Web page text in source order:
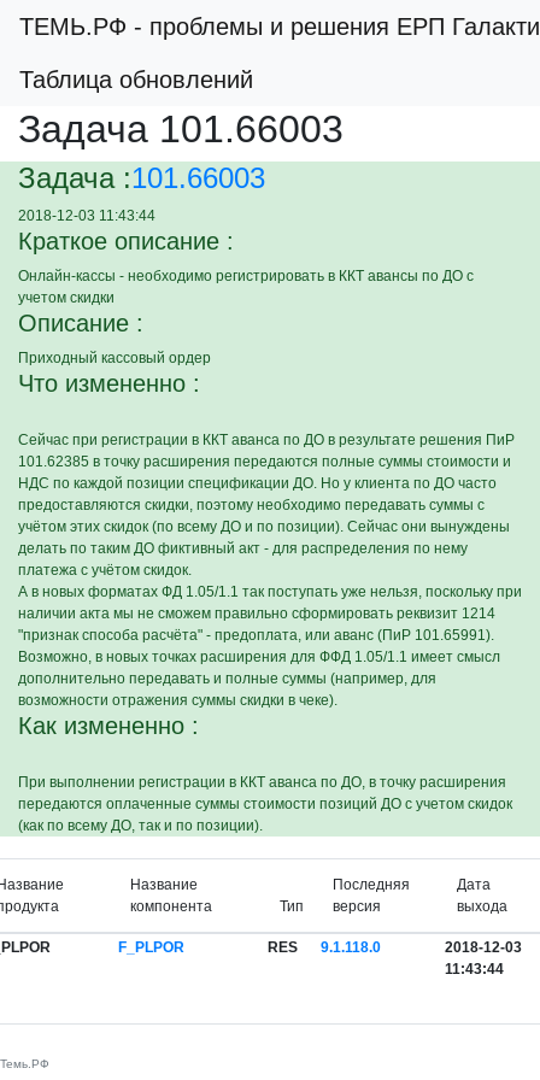
ТЕМЬ.РФ - проблемы и решения ЕРП
Таблица обновлений
Задача 101.66003
Задача :101.66003
2018-12-03 11:43:44
Краткое описание :
Онлайн-кассы - необходимо регистрировать в ККТ авансы по ДО с
учетом скидки
Описание :
Приходный кассовый ордер
Что измененно :
Сейчас при регистрации в ККТ аванса по ДО в результате решения ПиР
101.62385 в точку расширения передаются полные суммы стоимости и
НДС по каждой позиции спецификации ДО. Но у клиента по ДО часто
предоставляются скидки, поэтому необходимо передавать суммы с
учётом этих скидок (по всему ДО и по позиции). Сейчас они вынуждены
делать по таким ДО фиктивный акт - для распределения по нему
платежа с учётом скидок.
А в новых форматах ФД 1.05/1.1 так поступать уже нельзя, поскольку при
наличии акта мы не сможем правильно сформировать реквизит 1214
"признак способа расчёта" - предоплата, или аванс (ПиР 101.65991).
Возможно, в новых точках расширения для ФФД 1.05/1.1 имеет смысл
дополнительно передавать и полные суммы (например, для
возможности отражения суммы скидки в чеке).
Как измененно :
При выполнении регистрации в ККТ аванса по ДО, в точку расширения
передаются оплаченные суммы стоимости позиций ДО с учетом скидок
(как по всему ДО, так и по позиции).
Название
компонента
Тип
Последняя
версия
Дата
выхода
F_PLPOR RES 9.1.118.0
2018-12-03
11:43:44
Темь.РФ